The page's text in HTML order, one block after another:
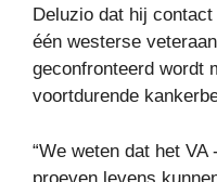
Deluzio dat hij
één westerse
geconfronteerd wordt
voortdurende
“We weten dat het
proeven levens